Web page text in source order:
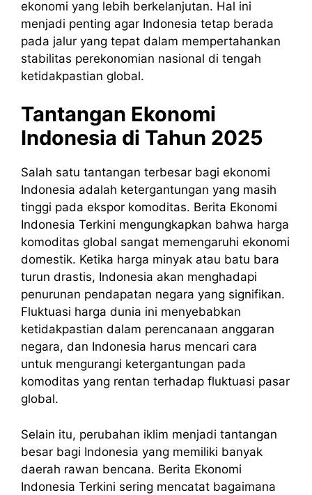
ekonomi yang lebih berkelanjutan. Hal ini
menjadi penting agar Indonesia tetap berada
pada jalur yang tepat dalam mempertahankan
stabilitas perekonomian nasional di tengah
ketidakpastian global.
Tantangan Ekonomi
Indonesia di Tahun 2025
Salah satu tantangan terbesar bagi ekonomi
Indonesia adalah ketergantungan yang masih
tinggi pada ekspor komoditas. Berita Ekonomi
Indonesia Terkini mengungkapkan bahwa harga
komoditas global sangat memengaruhi ekonomi
domestik. Ketika harga minyak atau batu bara
turun drastis, Indonesia akan menghadapi
penurunan pendapatan negara yang signifikan.
Fluktuasi harga dunia ini menyebabkan
ketidakpastian dalam perencanaan anggaran
negara, dan Indonesia harus mencari cara
untuk mengurangi ketergantungan pada
komoditas yang rentan terhadap fluktuasi pasar
global.
Selain itu, perubahan iklim menjadi tantangan
besar bagi Indonesia yang memiliki banyak
daerah rawan bencana. Berita Ekonomi
Indonesia Terkini sering mencatat bagaimana